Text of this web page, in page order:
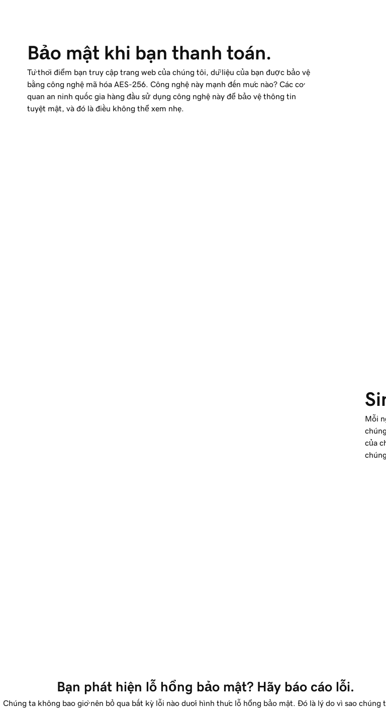
Bảo mật khi bạn thanh toán.
Từ thời điểm bạn truy cập trang web của chúng tôi, dữ liệu của bạn được bảo vệ
bằng công nghệ mã hóa AES-256. Công nghệ này mạnh đến mức nào? Các cơ
quan an ninh quốc gia hàng đầu sử dụng công nghệ này để bảo vệ thông tin
tuyệt mật, và đó là điều không thể xem nhẹ.
Mỗi
của
Bạn phát hiện lỗ hổng bảo mật? Hãy báo cáo lỗi.
Chúng ta không bao giờ nên bỏ qua bất kỳ lỗi nào dưới hình thức lỗ hổng bảo mật. Đó là lý do vì sao